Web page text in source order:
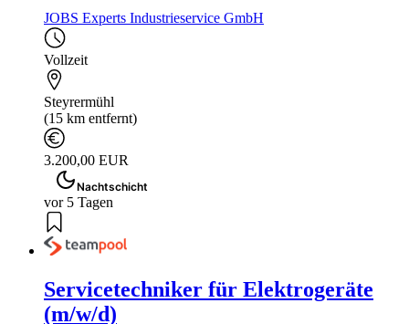
JOBS Experts Industrieservice GmbH
Vollzeit
Steyrermühl
(15 km entfernt)
3.200,00 EUR
Nachtschicht
vor 5 Tagen
Servicetechniker für Elektrogeräte
(m/w/d)